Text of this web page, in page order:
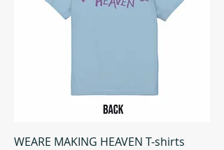
WEARE MAKING HEAVEN T-shirts